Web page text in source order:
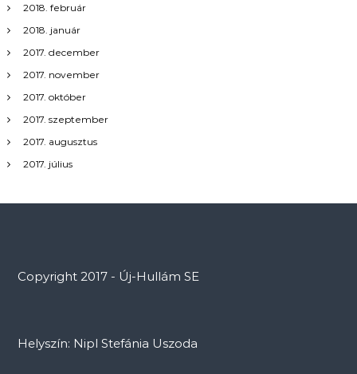
2018. február
2018. január
2017. december
2017. november
2017. október
2017. szeptember
2017. augusztus
2017. július
Copyright 2017 - Új-Hullám SE
Helyszín: Nipl Stefánia Uszoda